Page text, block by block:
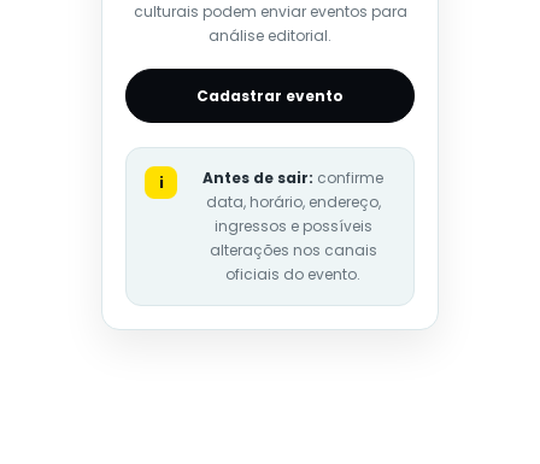
culturais podem enviar eventos para
análise editorial.
Cadastrar evento
i Antes de sair: confirme
data, horário, endereço,
ingressos e possíveis
alterações nos canais
oficiais do evento.